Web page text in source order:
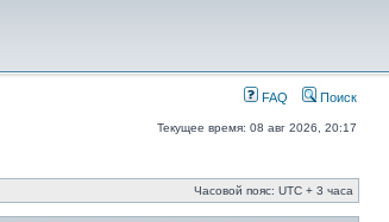
FAQ Поиск
Текущее время: 08 авг 2026, 20:17
Часовой пояс: UTC + 3 часа